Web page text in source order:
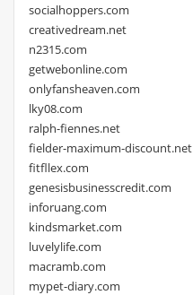
socialhoppers.com
creativedream.net
n2315.com
getwebonline.com
onlyfansheaven.com
lky08.com
ralph-fiennes.net
fielder-maximum-discount.net
fitfllex.com
genesisbusinesscredit.com
inforuang.com
kindsmarket.com
luvelylife.com
macramb.com
mypet-diary.com